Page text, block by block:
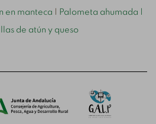
en manteca Palometa ahumada
de atún y queso